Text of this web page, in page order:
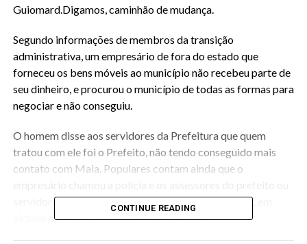
Guiomard.Digamos, caminhão de mudança.
Segundo informações de membros da transição
administrativa, um empresário de fora do estado que
forneceu os bens móveis ao município não recebeu parte de
seu dinheiro, e procurou o município de todas as formas para
negociar e não conseguiu.
O homem disse aos servidores da Prefeitura que quem
tratou com ele foi o Prefeito, não tendo conseguido mais
contato com Maia. Populares contam ainda que o
servidores públicos não sabiam onde colocar a face, em
virtude do mico do Prefeito André Maia.
CONTINUE READING